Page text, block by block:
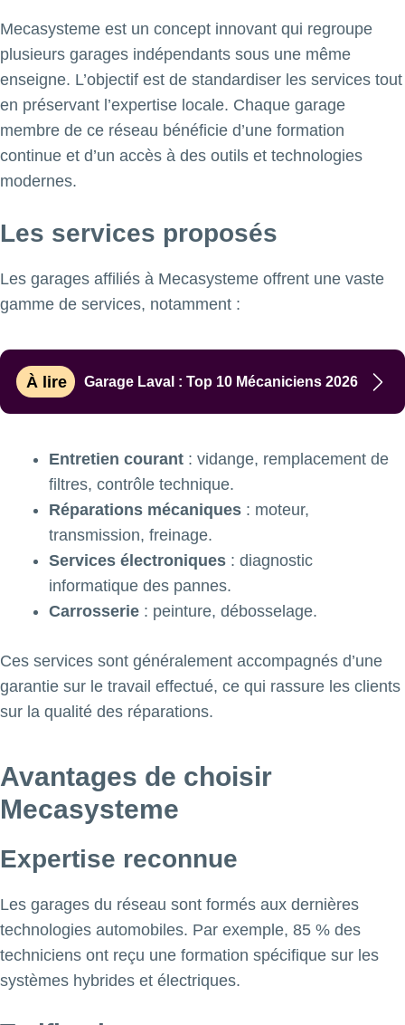
Mecasysteme est un concept innovant qui regroupe
plusieurs garages indépendants sous une même
enseigne. L’objectif est de standardiser les services tout
en préservant l’expertise locale. Chaque garage
membre de ce réseau bénéficie d’une formation
continue et d’un accès à des outils et technologies
modernes.
Les services proposés
Les garages affiliés à Mecasysteme offrent une vaste
gamme de services, notamment :
À lire Garage Laval : Top 10 Mécaniciens 2026
Entretien courant : vidange, remplacement de
filtres, contrôle technique.
Réparations mécaniques : moteur,
transmission, freinage.
Services électroniques : diagnostic
informatique des pannes.
Carrosserie : peinture, débosselage.
Ces services sont généralement accompagnés d’une
garantie sur le travail effectué, ce qui rassure les clients
sur la qualité des réparations.
Avantages de choisir
Mecasysteme
Expertise reconnue
Les garages du réseau sont formés aux dernières
technologies automobiles. Par exemple, 85 % des
techniciens ont reçu une formation spécifique sur les
systèmes hybrides et électriques.